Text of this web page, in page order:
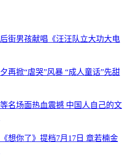
街男孩献唱《汪汪队立大功大电
再掀“虐哭”风暴 “成人童话”先甜
名场面热血震撼 中国人自己的文
想你了》提档7月17日 章若楠金